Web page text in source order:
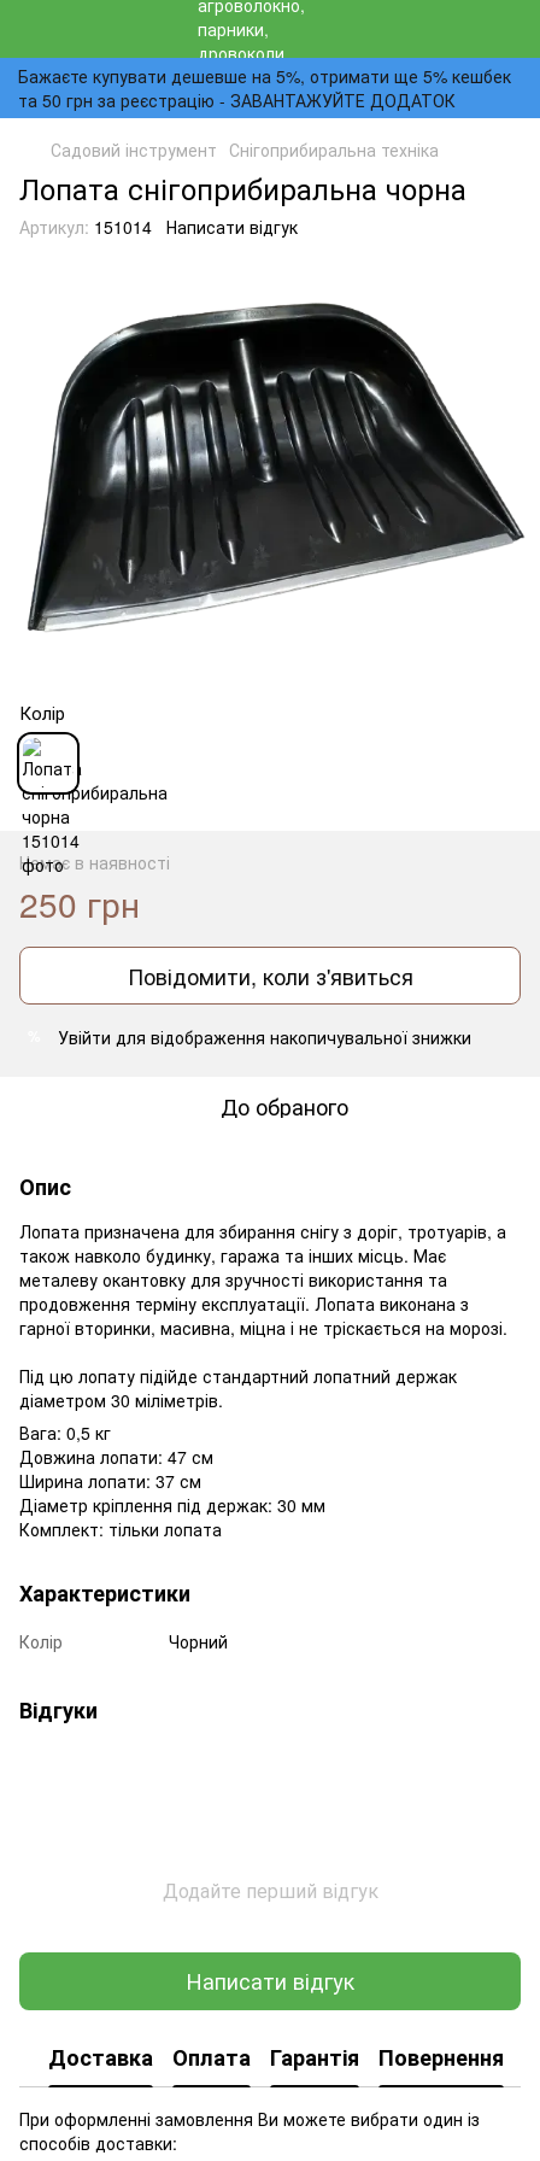
Бажаєте купувати дешевше на 5%, отримати ще 5% кешбек
та 50 грн за реєстрацію - ЗАВАНТАЖУЙТЕ ДОДАТОК
Садовий інструмент Снігоприбиральна техніка
Лопата снігоприбиральна чорна
Артикул: 151014 Написати відгук
Колір
Немає в наявності
250 грн
Повідомити, коли з'явиться
Увійти для відображення накопичувальної знижки
До обраного
Опис
Лопата призначена для збирання снігу з доріг, тротуарів, а
також навколо будинку, гаража та інших місць. Має
металеву окантовку для зручності використання та
продовження терміну експлуатації. Лопата виконана з
гарної вторинки, масивна, міцна і не тріскається на морозі.
Під цю лопату підійде стандартний лопатний держак
діаметром 30 міліметрів.
Вага: 0,5 кг
Довжина лопати: 47 см
Ширина лопати: 37 см
Діаметр кріплення під держак: 30 мм
Комплект: тільки лопата
Характеристики
Колір Чорний
Відгуки
Додайте перший відгук
Написати відгук
Доставка Оплата Гарантія Повернення
При оформленні замовлення Ви можете вибрати один із
способів доставки: